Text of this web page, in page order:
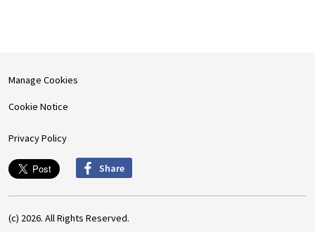
Manage Cookies
Cookie Notice
Privacy Policy
Share
(c) 2026. All Rights Reserved.